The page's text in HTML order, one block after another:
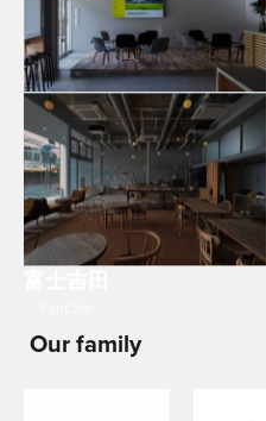
名古屋
FabCafe
Our family